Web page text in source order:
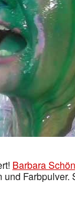
Barbara